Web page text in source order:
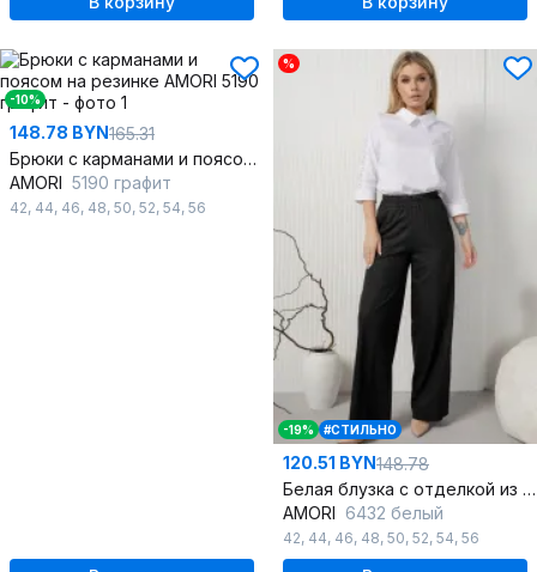
-10%
148.78 BYN165.31
Брюки с карманами и поясом на резинке
AMORI 5190 графит
42, 44, 46, 48, 50, 52, 54, 56
%
-19% #СТИЛЬНО
120.51 BYN148.78
Белая блузка с отделкой из ришелье из текстиля
AMORI 6432 белый
42, 44, 46, 48, 50, 52, 54, 56